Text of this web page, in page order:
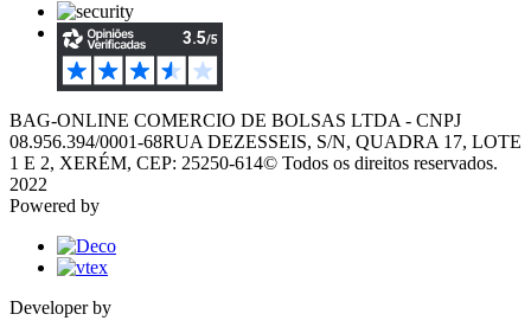
BAG-ONLINE COMERCIO DE BOLSAS LTDA - CNPJ
08.956.394/0001-68RUA DEZESSEIS, S/N, QUADRA 17, LOTE
1 E 2, XERÉM, CEP: 25250-614© Todos os direitos reservados.
2022
Powered by
Developer by